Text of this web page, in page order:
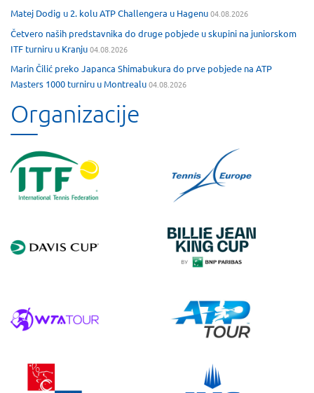
Matej Dodig u 2. kolu ATP Challengera u Hagenu04.08.2026
Četvero naših predstavnika do druge pobjede u skupini na juniorskom
ITF turniru u Kranju04.08.2026
Marin Čilić preko Japanca Shimabukura do prve pobjede na ATP
Masters 1000 turniru u Montrealu04.08.2026
Organizacije